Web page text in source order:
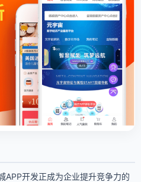
APP开发正成为企业提升竞争力的